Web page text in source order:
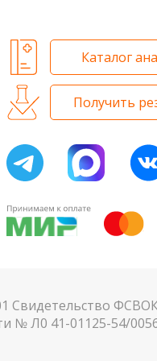
Каталог
Получить
Свидетельство
№ Л0 41-01125-54/